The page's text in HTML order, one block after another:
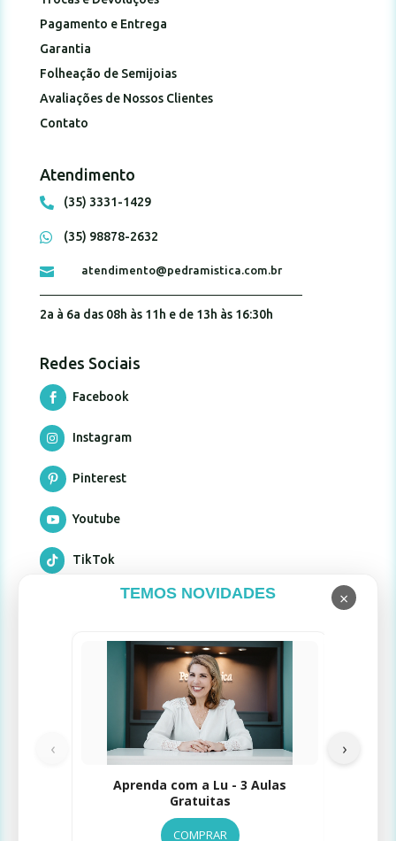
Pagamento e Entrega
Garantia
Folheação de Semijoias
Avaliações de Nossos Clientes
Contato
Atendimento
 (35) 3331-1429
 (35) 98878-2632
 atendimento@pedramistica.com.br
2a à 6a das 08h às 11h e de 13h às 16:30h
Redes Sociais
 Facebook
 Instagram
 Pinterest
 Youtube
 TikTok
Selos de Segurança
TEMOS NOVIDADES ×
‹
Aprenda com a Lu - 3 Aulas
Gratuitas
COMPRAR
›